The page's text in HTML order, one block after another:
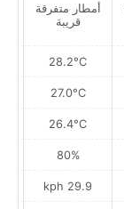
أمطار متفرقة
قريبة
28.2°C
27.0°C
26.4°C
80%
29.9 kph